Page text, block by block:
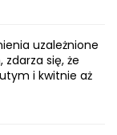
uzależnione
się, że
i kwitnie aż